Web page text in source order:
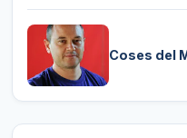
Coses del